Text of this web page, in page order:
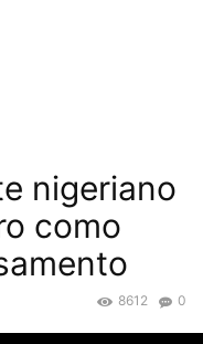
nigeriano
como
0
8612